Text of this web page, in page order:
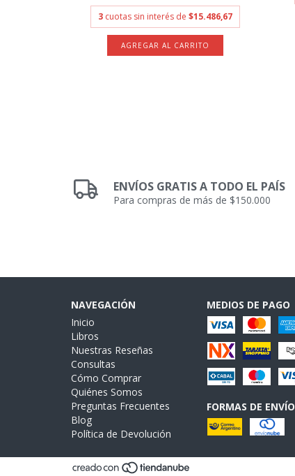
3 cuotas sin interés de $15.486,67
ENVÍOS GRATIS A TODO EL PAÍS
Para compras de más de $150.000
NAVEGACIÓN
Inicio
Libros
Nuestras Reseñas
Consultas
Cómo Comprar
Quiénes Somos
Preguntas Frecuentes
Blog
Política de Devolución
MEDIOS DE PAGO
FORMAS DE ENVÍO